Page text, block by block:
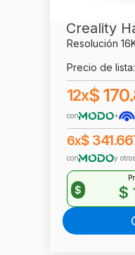
Creality
Resolución
Precio de lista:
12x$
con +
6x$
con y
$ $